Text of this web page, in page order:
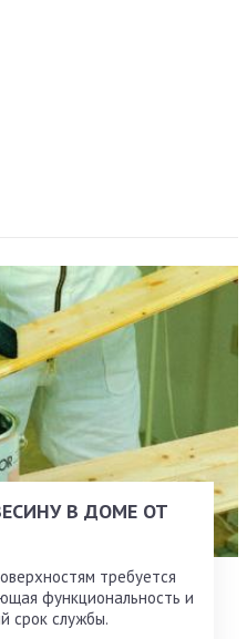
В ДОМЕ ОТ
требуется
функциональность и
срок службы.